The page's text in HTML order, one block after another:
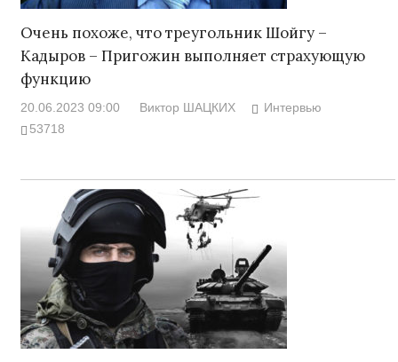
Очень похоже, что треугольник Шойгу –
Кадыров – Пригожин выполняет страхующую
функцию
20.06.2023 09:00 Виктор ШАЦКИХ
Интервью
53718